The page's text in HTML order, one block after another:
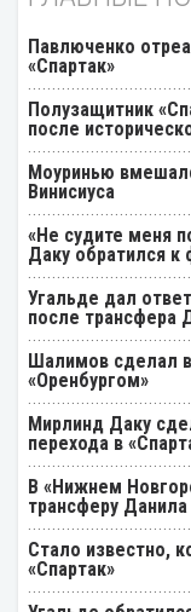
Павлюченко
«Спартак»
Полузащитник
после
Моуринью
Винисиуса
«Не судите меня
Даку обратился к
Угальде дал
после трансфера
Шалимов сделал
«Оренбургом»
Мирлинд Даку
перехода в
В «Нижнем
трансферу
Стало известно,
«Спартак»